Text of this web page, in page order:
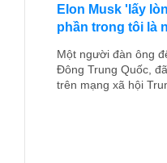
Elon Musk 'lấy
phần trong tôi là
Một người đàn ông
Đông Trung Quốc,
trên mạng xã hội